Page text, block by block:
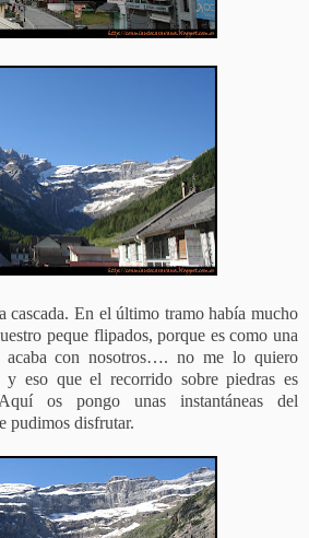
cascada. En el último tramo había mucho
peque flipados, porque es como una
con nosotros…. no me lo quiero
eso que el recorrido sobre piedras es
os pongo unas instantáneas del
pudimos disfrutar.